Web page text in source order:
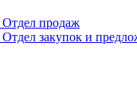
Отдел продаж
Отдел закупок и